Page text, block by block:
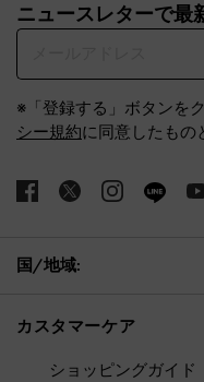
ニュースレターで最
※「登録する」ボタンを
シー規約に同意したもの
国/地域:
カスタマーケア
ショッピングガイド